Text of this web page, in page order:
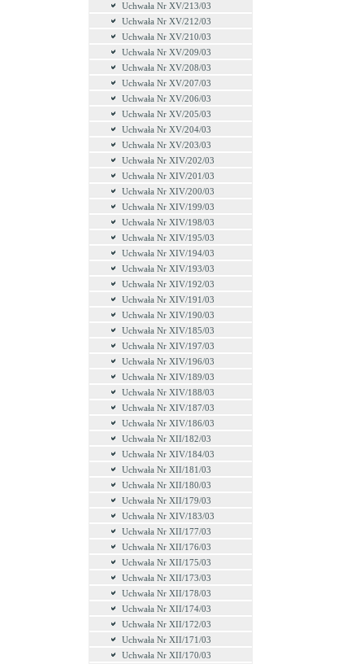
Uchwała Nr XV/213/03
Uchwała Nr XV/212/03
Uchwała Nr XV/210/03
Uchwała Nr XV/209/03
Uchwała Nr XV/208/03
Uchwała Nr XV/207/03
Uchwała Nr XV/206/03
Uchwała Nr XV/205/03
Uchwała Nr XV/204/03
Uchwała Nr XV/203/03
Uchwała Nr XIV/202/03
Uchwała Nr XIV/201/03
Uchwała Nr XIV/200/03
Uchwała Nr XIV/199/03
Uchwała Nr XIV/198/03
Uchwała Nr XIV/195/03
Uchwała Nr XIV/194/03
Uchwała Nr XIV/193/03
Uchwała Nr XIV/192/03
Uchwała Nr XIV/191/03
Uchwała Nr XIV/190/03
Uchwała Nr XIV/185/03
Uchwała Nr XIV/197/03
Uchwała Nr XIV/196/03
Uchwała Nr XIV/189/03
Uchwała Nr XIV/188/03
Uchwała Nr XIV/187/03
Uchwała Nr XIV/186/03
Uchwała Nr XII/182/03
Uchwała Nr XIV/184/03
Uchwała Nr XII/181/03
Uchwała Nr XII/180/03
Uchwała Nr XII/179/03
Uchwała Nr XIV/183/03
Uchwała Nr XII/177/03
Uchwała Nr XII/176/03
Uchwała Nr XII/175/03
Uchwała Nr XII/173/03
Uchwała Nr XII/178/03
Uchwała Nr XII/174/03
Uchwała Nr XII/172/03
Uchwała Nr XII/171/03
Uchwała Nr XII/170/03